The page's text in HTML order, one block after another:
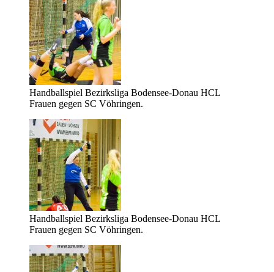
Handballspiel Bezirksliga Bodensee-Donau HCL
Frauen gegen SC Vöhringen.
Handballspiel Bezirksliga Bodensee-Donau HCL
Frauen gegen SC Vöhringen.